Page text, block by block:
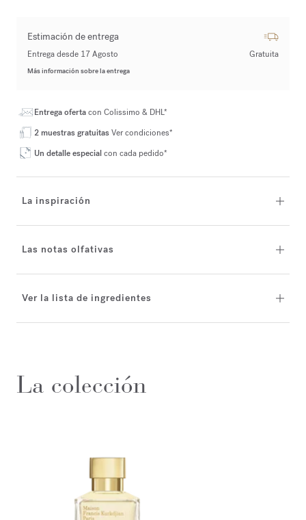
Estimación de entrega
Entrega desde 17 Agosto Gratuita
Más información sobre la entrega
Entrega ofertacon Colissimo & DHL*
2 muestras gratuitasVer condiciones*
Un detalle especialcon cada pedido*
La inspiración
Las notas olfativas
Ver la lista de ingredientes
La colección